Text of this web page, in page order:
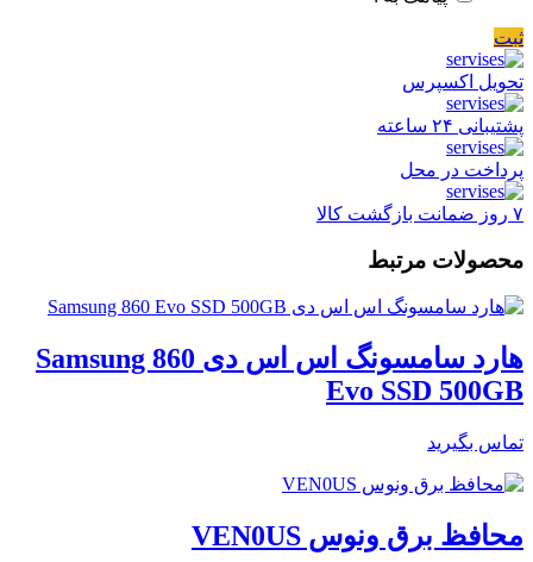
ثبت
تحویل اکسپرس
پشتیبانی ۲۴ ساعته
پرداخت در محل
۷ روز ضمانت بازگشت کالا
محصولات مرتبط
هارد سامسونگ اس اس دی Samsung 860
Evo SSD 500GB
تماس بگیرید
محافظ برق ونوس VEN0US